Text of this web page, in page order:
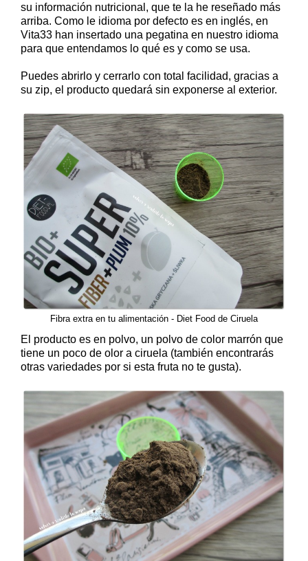
su información nutricional, que te la he reseñado más
arriba. Como le idioma por defecto es en inglés, en
Vita33 han insertado una pegatina en nuestro idioma
para que entendamos lo qué es y como se usa.
Puedes abrirlo y cerrarlo con total facilidad, gracias a
su zip, el producto quedará sin exponerse al exterior.
Fibra extra en tu alimentación - Diet Food de Ciruela
El producto es en polvo, un polvo de color marrón que
tiene un poco de olor a ciruela (también encontrarás
otras variedades por si esta fruta no te gusta).